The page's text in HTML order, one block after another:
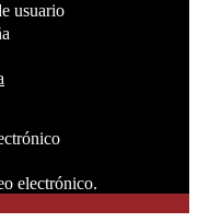
usuario
electrónico.